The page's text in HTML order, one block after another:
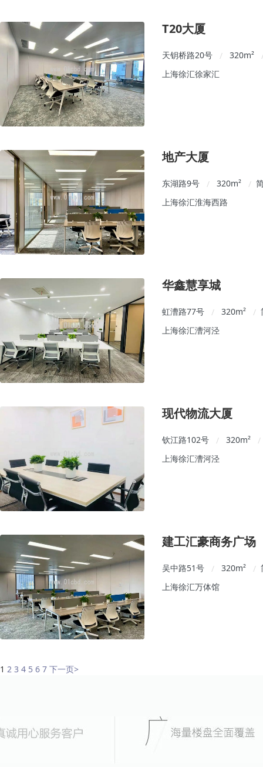
T20大厦
天钥桥路20号 / 320m²
上海徐汇徐家汇
地产大厦
东湖路9号 / 320m² /
上海徐汇淮海西路
华鑫慧享城
虹漕路77号 / 320m² /
上海徐汇漕河泾
现代物流大厦
钦江路102号 / 320m²
/
上海徐汇漕河泾
建工汇豪商务广场
吴中路51号 / 320m² /
上海徐汇万体馆
1 2 3 4 5 6 7 下一页>